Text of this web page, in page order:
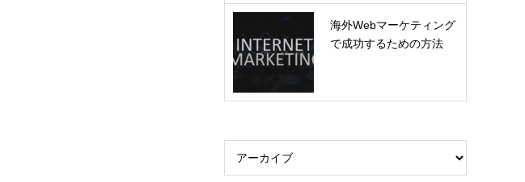
海外Webマーケティング
で成功するための方法